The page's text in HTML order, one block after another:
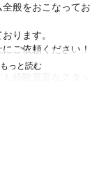
般をおこなって
ります。
ご依頼ください！
葺き替え、お庭の